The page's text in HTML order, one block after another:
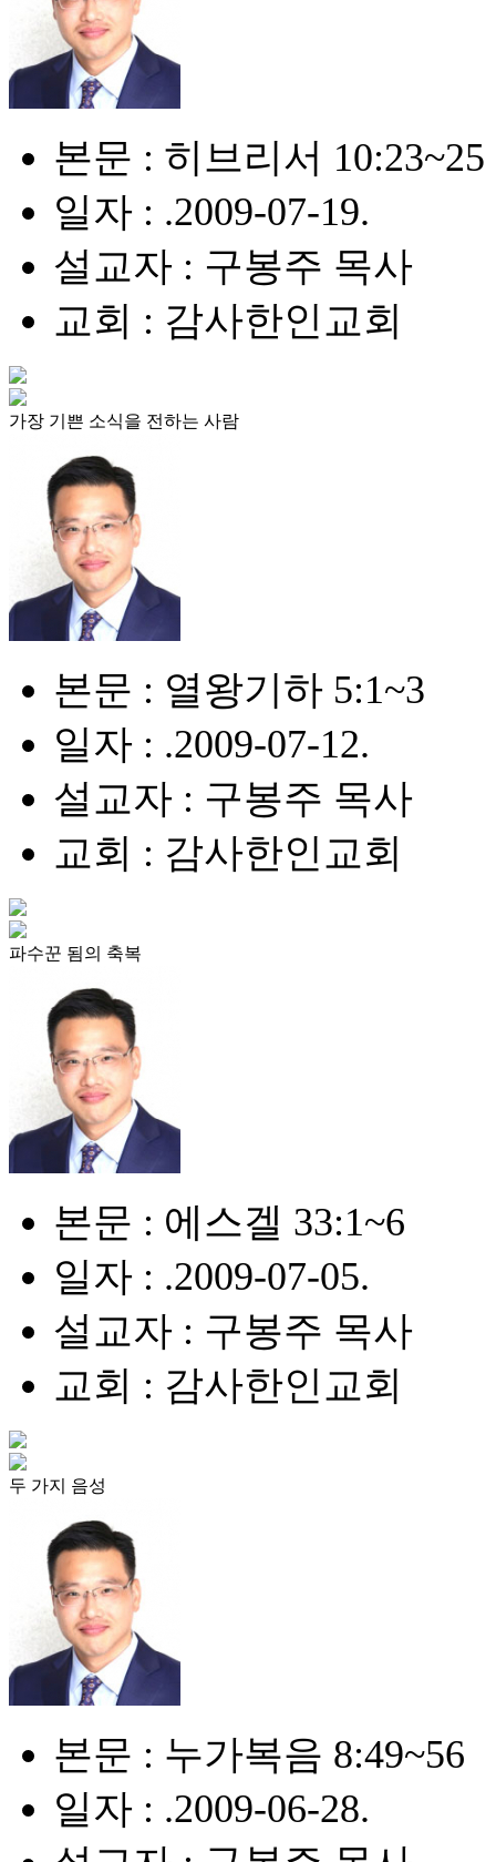
본문 : 히브리서 10:23~25
일자 : .2009-07-19.
설교자 : 구봉주 목사
교회 : 감사한인교회
가장 기쁜 소식을 전하는 사람
본문 : 열왕기하 5:1~3
일자 : .2009-07-12.
설교자 : 구봉주 목사
교회 : 감사한인교회
파수꾼 됨의 축복
본문 : 에스겔 33:1~6
일자 : .2009-07-05.
설교자 : 구봉주 목사
교회 : 감사한인교회
두 가지 음성
본문 : 누가복음 8:49~56
일자 : .2009-06-28.